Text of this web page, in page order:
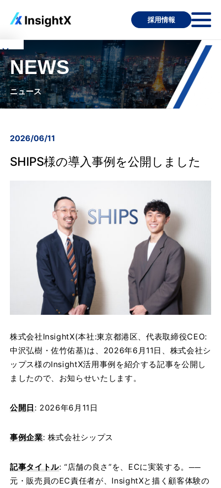
採用情報
×
サ
ー
ビ
い
入
例
よ
く
あ
ご
質
た
ち
NEWS
ニュース
2026/06/11
SHIPS様の導入事例を公開しました
株式会社InsightX(本社:東京都港区、代表取締役CEO:
中沢弘樹・佐竹佑基)は、2026年6月11日、株式会社シ
ップス様のInsightX活用事例を紹介する記事を公開し
ましたので、お知らせいたします。
公開日: 2026年6月11日
事例企業: 株式会社シップス
記事タイトル: “店舗の良さ”を、ECに実装する。──
元・販売員のEC責任者が、InsightXと描く顧客体験の